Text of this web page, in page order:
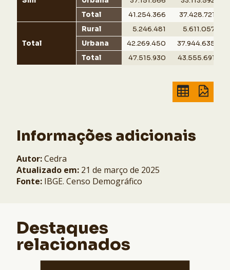
Total
41.254.366 37.428.721
Total
Rural 5.246.481 5.611.057
Urbana
42.269.450 37.944.635
Total
47.515.930 43.555.691
Informações adicionais
Autor:Cedra
Atualizado em: 21 de março de 2025
Fonte: IBGE. Censo Demográfico
Destaques
relacionados